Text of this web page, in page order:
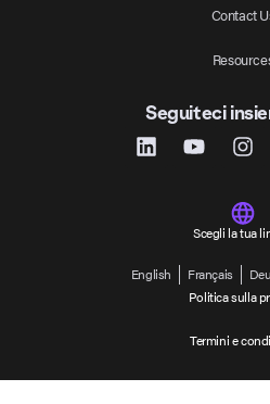
Contact
Seguiteci
Scegli la tua
English Français
Politica sulla
Termini e
© Copyright 2024, Tutti